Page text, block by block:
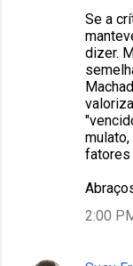
Se a
dizer.
fatores
2:00